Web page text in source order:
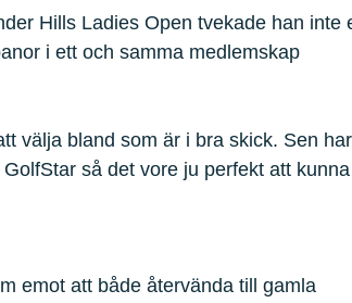
Hills Ladies Open tvekade han inte
i ett och samma medlemskap
välja bland som är i bra skick. Sen har
så det vore ju perfekt att kunna
emot att både återvända till gamla